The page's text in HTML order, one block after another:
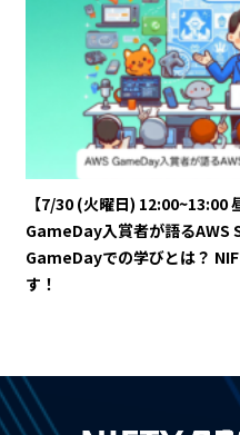
【7/30 (火曜日)
GameDay入賞者が語る
GameDayでの学びとは？
す！